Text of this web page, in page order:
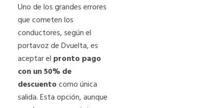
Uno de los grandes errores
que cometen los
conductores, según el
portavoz de Dvuelta, es
aceptar el pronto pago
con un 50% de
descuentocomo única
salida. Esta opción, aunque